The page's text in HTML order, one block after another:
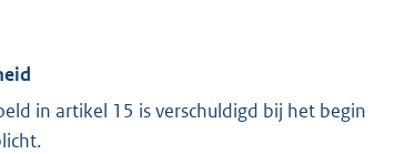
in artikel 15 is verschuldigd bij het begin